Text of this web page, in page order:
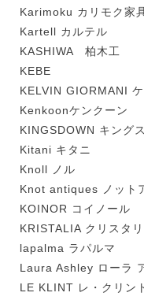
Karimoku カリモク家
Kartell カルテル
KASHIWA 柏木工
KEBE
KELVIN GIORMANI
Kenkoonケンクーン
KINGSDOWN キング
Kitani キタニ
Knoll ノル
Knot antiques ノット
KOINOR コイノール
KRISTALIA クリスタ
lapalma ラパルマ
Laura Ashley ローラ
LE KLINT レ・クリン